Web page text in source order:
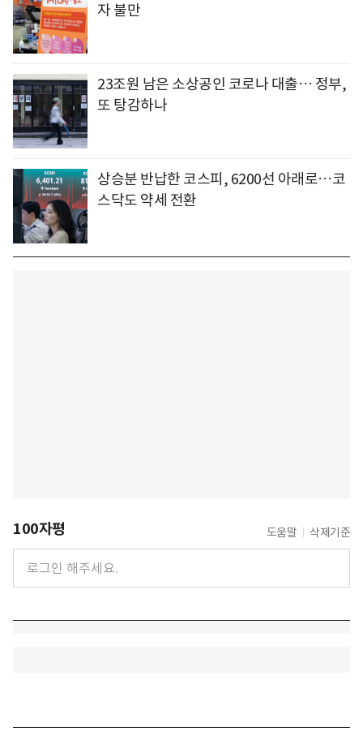
자 불만
23조원 남은 소상공인 코로나 대출… 정부,
또 탕감하나
상승분 반납한 코스피, 6200선 아래로…코
스닥도 약세 전환
100자평 도움말 삭제기준